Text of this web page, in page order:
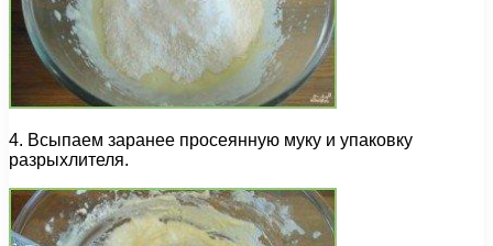
4. Всыпаем заранее просеянную муку и упаковку
разрыхлителя.